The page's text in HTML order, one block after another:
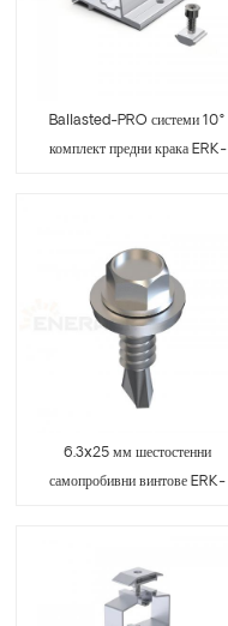
Ballasted-PRO системи 10°
комплект предни крака ERK-
6.3x25 мм шестостенни
самопробивни винтове ERK-